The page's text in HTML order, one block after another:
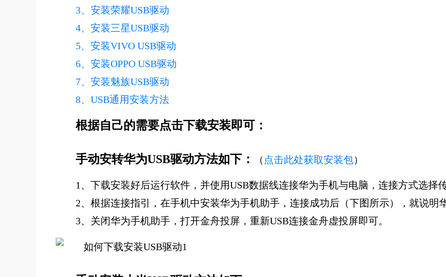
3、安装荣耀USB驱动
4、安装三星USB驱动
5、安装VIVO USB驱动
6、安装OPPO USB驱动
7、安装魅族USB驱动
8、USB通用安装方法
根据自己的需要点击下载安装即可：
手动安转华为USB驱动方法如下： （ 点击此处获取安装包）
1、下载安装好后运行软件，并使用USB数据线连接华为手机与电脑，连接方式选择
2、根据连接指引，在手机中安装华为手机助手，连接成功后（下图所示），就说明
3、关闭华为手机助手，打开金舟投屏，重新USB连接金舟虚投屏即可。